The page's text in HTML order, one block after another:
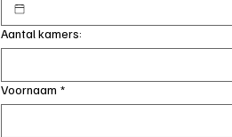
Aantal kamers:
Voornaam *